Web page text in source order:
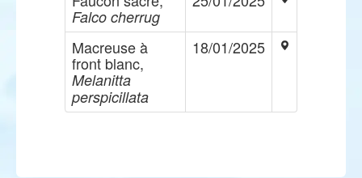
Falco cherrug
Macreuse à
front blanc,
Melanitta
perspicillata
18/01/2025